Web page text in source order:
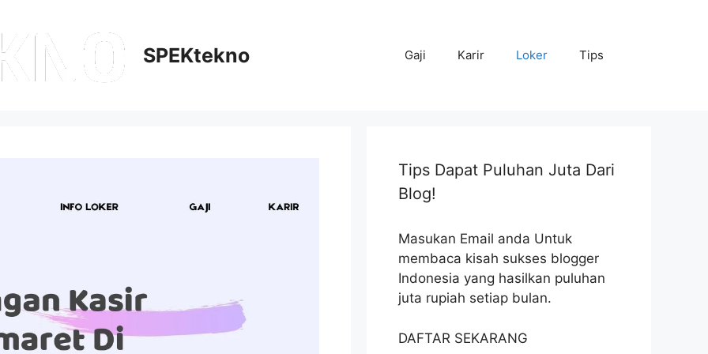
SPEKtekno Gaji Karir Loker Tips
Tips Dapat Puluhan Juta Dari
Blog!
Masukan Email anda Untuk
membaca kisah sukses blogger
Indonesia yang hasilkan puluhan
juta rupiah setiap bulan.
DAFTAR SEKARANG